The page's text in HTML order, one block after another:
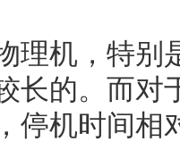
理机，特
长的。而对
停机时间相